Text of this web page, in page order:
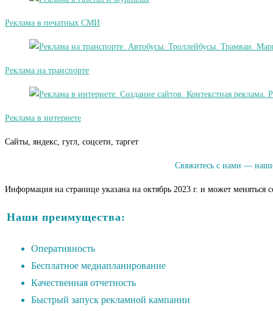
Реклама в печатных СМИ
Реклама на транспорте
Реклама в интернете
Сайты, яндекс, гугл, соцсети, таргет
Свяжитесь с нами — наши
Информация на странице указана на октябрь 2023 г. и может
Наши преимущества:
Оперативность
Бесплатное медиапланирование
Качественная отчетность
Быстрый запуск рекламной кампании